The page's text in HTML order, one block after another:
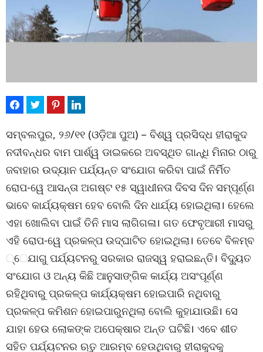
ସମ୍ବଲପୁର, ୨୬/୧୧ (ଓଡ଼ିଆ ପୁଅ) – ବିଶ୍ୱ ପ୍ରସିଦ୍ଧ ହୀରାକୁଦ
ନଦୀବନ୍ଧର ବାମ ପାର୍ଶ୍ୱ ଡାଇକରେ ଅବସ୍ଥିତ ଗାନ୍ଧି ମିନାର ଠାରୁ
ଜବାହାର ଉଦ୍ୟାନ ପର୍ଯ୍ୟନ୍ତ ସଂଯୋଗ କରିବା ପାଇଁ ନିର୍ମିତ
ରୋପ-ୱେ ଆସନ୍ତା ଅଗଷ୍ଟ ୧୫ ସ୍ୱାଧୀନତା ଦିବସ ଦିନ ସମ୍ପୂର୍ଣ୍ଣ
ଭାବେ କାର୍ଯ୍ୟକ୍ଷମ ହେବ ବୋଲି ଦିନ ଧାର୍ଯ୍ୟ ହୋଇଥିଲା। ହେଲେ
ଏହା ଖୋଲିବା ପାଇଁ ତିନି ମାସ ଲାଗିଗଳା। ଗତ ଫେବୃଆରୀ ମାସରୁ
ଏହି ରୋପ-ୱେ ପ୍ରକଳ୍ପ ଉଦ୍‌ଘାଟିତ ହୋଇଥିଲା। ତେବେ ବିଳମ୍ବ
୍େ‌ଯାଗୁ ପର୍ଯ୍ୟଟନରୁ ସରକାର ରାଜସ୍ୱ ହରାଇଛନ୍ତି। ବିଦ୍ୟୁତ
ସଂଯୋଗ ଓ ଅନ୍ୟ କିଛି ଆନୁସାଙ୍ଗିକ କାର୍ଯ୍ୟ ଅସଂପୂର୍ଣ୍ଣ
ରହିଥିବାରୁ ପ୍ରକଳ୍ପ କାର୍ଯ୍ୟକ୍ଷମ ହୋଇପାରି ନଥିବାରୁ
ପ୍ରକଳ୍ପ କମିଶନ ହୋଇପାରୁନଥିଲା ବୋଲି କୁହାଯାଉଛି। ସେ
ଯାହା ହେଉ ଲୋକଙ୍କ ଅପେକ୍ଷାର ଅନ୍ତ ଘଟିଛି। ଏବେ ଶୀତ
ସହିତ ପର୍ଯ୍ୟଟନର ଋତୁ ଆରମ୍ବ ହେଉଥିବାରୁ ହୀରାକୁଦକୁ